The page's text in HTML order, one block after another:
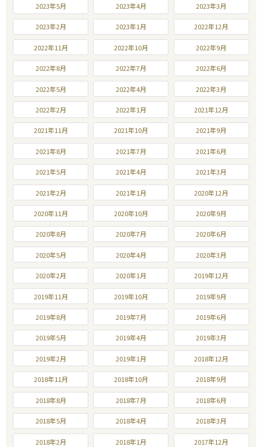
2023年5月 2023年4月 2023年3月
2023年2月 2023年1月 2022年12月
2022年11月 2022年10月 2022年9月
2022年8月 2022年7月 2022年6月
2022年5月 2022年4月 2022年3月
2022年2月 2022年1月 2021年12月
2021年11月 2021年10月 2021年9月
2021年8月 2021年7月 2021年6月
2021年5月 2021年4月 2021年3月
2021年2月 2021年1月 2020年12月
2020年11月 2020年10月 2020年9月
2020年8月 2020年7月 2020年6月
2020年5月 2020年4月 2020年3月
2020年2月 2020年1月 2019年12月
2019年11月 2019年10月 2019年9月
2019年8月 2019年7月 2019年6月
2019年5月 2019年4月 2019年3月
2019年2月 2019年1月 2018年12月
2018年11月 2018年10月 2018年9月
2018年8月 2018年7月 2018年6月
2018年5月 2018年4月 2018年3月
2018年2月 2018年1月 2017年12月